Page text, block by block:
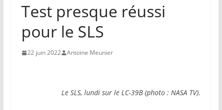
Test presque réussi
pour le SLS
22 juin 2022 Antoine Meunier
Le SLS, lundi sur le LC-39B (photo : NASA TV).